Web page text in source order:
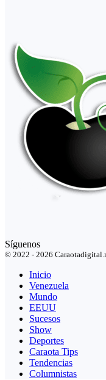
Síguenos
© 2022 - 2026
Inicio
Venezuela
Mundo
EEUU
Sucesos
Show
Deportes
Caraota Tips
Tendencias
Columnistas